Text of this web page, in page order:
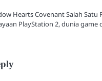
Hearts Covenant Salah Satu
PlayStation 2, dunia game